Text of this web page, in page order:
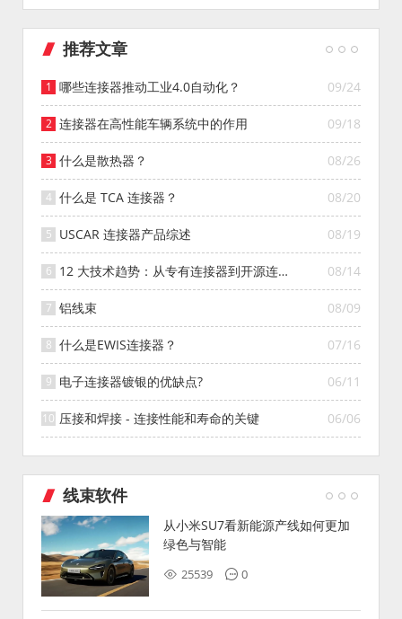
推荐文章
09/24
哪些连接器推动工业4.0自动化？
09/18
连接器在高性能车辆系统中的作用
08/26
什么是散热器？
08/20
什么是 TCA 连接器？
08/19
USCAR 连接器产品综述
08/14
12 大技术趋势：从专有连接器到开源连接
器的演变
08/09
铝线束
07/16
什么是EWIS连接器？
06/11
电子连接器镀银的优缺点?
06/06
压接和焊接 - 连接性能和寿命的关键
线束软件
从小米SU7看新能源产线如何更加
绿色与智能
25539 0